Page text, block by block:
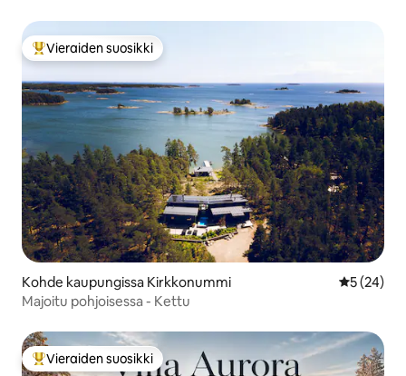
Vieraiden suosikkien parhaimmistoa
Vieraiden suosikki
Kohde kaupungissa Kirkkonummi
5 (24)
Majoitu pohjoisessa - Kettu
Vieraiden suosikkien parhaimmistoa
Vieraiden suosikki